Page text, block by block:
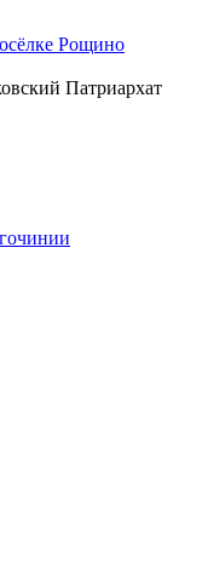
Рощино
Патриархат